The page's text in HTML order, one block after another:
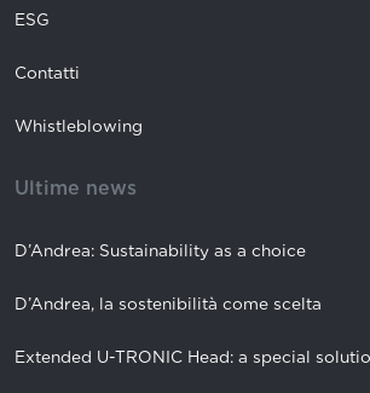
ESG
Contatti
Whistleblowing
Ultime news
D’Andrea: Sustainability as a choice
D’Andrea, la sostenibilità come scelta
Extended U-TRONIC Head: a special